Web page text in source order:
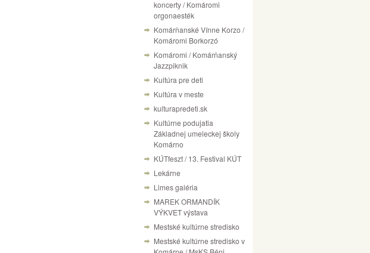
koncerty / Komáromi
orgonaesték
Komárňanské Vínne Korzo /
Komáromi Borkorzó
Komáromi / Komárňanský
Jazzpiknik
Kultúra pre deti
Kultúra v meste
kulturapredeti.sk
Kultúrne podujatia
Základnej umeleckej školy
Komárno
KÚTfeszt / 13. Festival KÚT
Lekárne
Limes galéria
MAREK ORMANDÍK
VÝKVET výstava
Mestské kultúrne stredisko
Mestské kultúrne stredisko v